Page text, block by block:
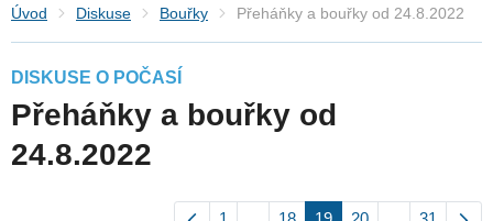
Úvod Diskuse Bouřky Přeháňky a bouřky od 24.8.2022
DISKUSE O POČASÍ
Přeháňky a bouřky od
24.8.2022